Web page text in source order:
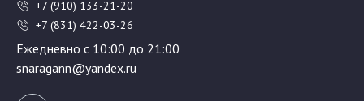
+7 (910) 133-21-20
+7 (831) 422-03-26
Ежедневно с 10:00 до 21:00
snaragann@yandex.ru